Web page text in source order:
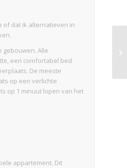
of dat ik alternatieven in
Alle
een comfortabel bed
De meeste
op een verlichte
op 1 minuut lopen van het
appartement. Dit